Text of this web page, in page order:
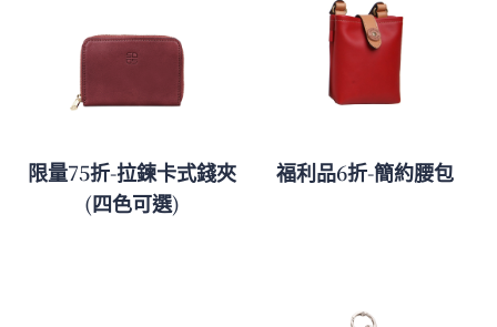
限量75折-拉鍊卡式錢夾
(四色可選)
福利品6折-簡約腰包